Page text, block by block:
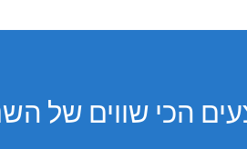
הכי שווים של